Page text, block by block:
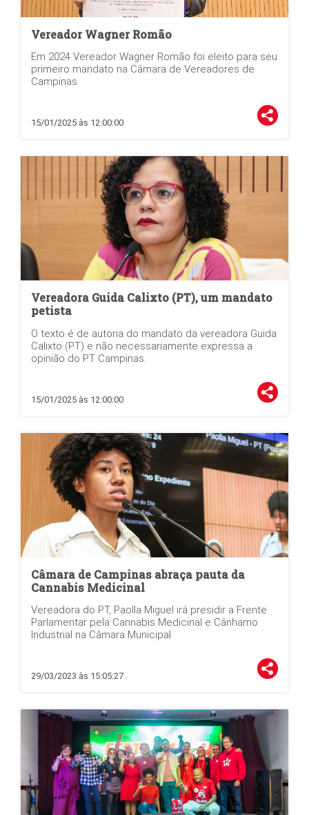
Vereador Wagner Romão
Em 2024 Vereador Wagner Romão foi eleito para seu
primeiro mandato na Câmara de Vereadores de
Campinas
15/01/2025 às 12:00:00
Vereadora Guida Calixto (PT), um mandato
petista
O texto é de autoria do mandato da vereadora Guida
Calixto (PT) e não necessariamente expressa a
opinião do PT Campinas.
15/01/2025 às 12:00:00
Câmara de Campinas abraça pauta da
Cannabis Medicinal
Vereadora do PT, Paolla Miguel irá presidir a Frente
Parlamentar pela Cannabis Medicinal e Cânhamo
Industrial na Câmara Municipal
29/03/2023 às 15:05:27